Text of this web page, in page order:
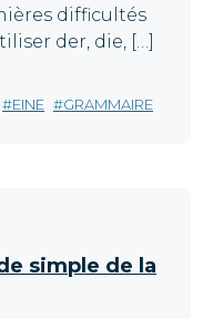
difficultés
der, die, […]
EINE GRAMMAIRE
simple de la